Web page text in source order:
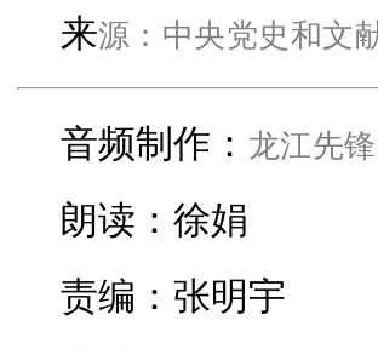
来源：中央党史和文
音频制作： 龙江先锋
朗读：徐娟
责编：张明宇